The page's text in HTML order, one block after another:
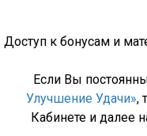
Доступ к бонусам и
Если Вы
Улучшение Удачи»,
Кабинете и далее